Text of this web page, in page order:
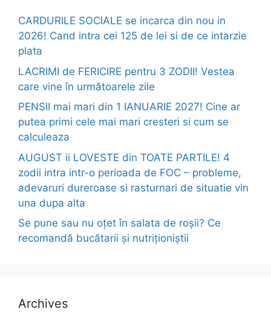
CARDURILE SOCIALE se incarca din nou in
2026! Cand intra cei 125 de lei si de ce intarzie
plata
LACRIMI de FERICIRE pentru 3 ZODII! Vestea
care vine în următoarele zile
PENSII mai mari din 1 IANUARIE 2027! Cine ar
putea primi cele mai mari cresteri si cum se
calculeaza
AUGUST ii LOVESTE din TOATE PARTILE! 4
zodii intra intr-o perioada de FOC – probleme,
adevaruri dureroase si rasturnari de situatie vin
una dupa alta
Se pune sau nu oțet în salata de roșii? Ce
recomandă bucătarii și nutriționiștii
Archives